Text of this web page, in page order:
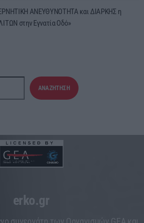
ΑΝΕΥΘΥΝΟΤΗΤΑ και ΔΙΑΡΚΗΣ η
στην Εγνατία Οδό»
ΑΝΑΖΉΤΗΣΗ
erko.gr